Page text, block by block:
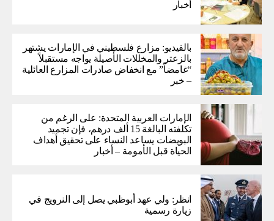
أخبار
بالفيديو: مزارع فلسطيني في الإمارات يشتهر
بالزعتر والمخللات الأصيلة يواجه مستقبلاً
“غامضاً” ​​مع انخفاض صادرات المزارع العائلية
– خبر
الإمارات العربية المتحدة: على الرغم من
تكلفته البالغة 15 ألف درهم، فإن تجميد
البويضات يساعد النساء على تحقيق أهداف
الحياة قبل الأمومة – أخبار
انظر: ولي عهد أبوظبي يصل إلى النرويج في
زيارة رسمية